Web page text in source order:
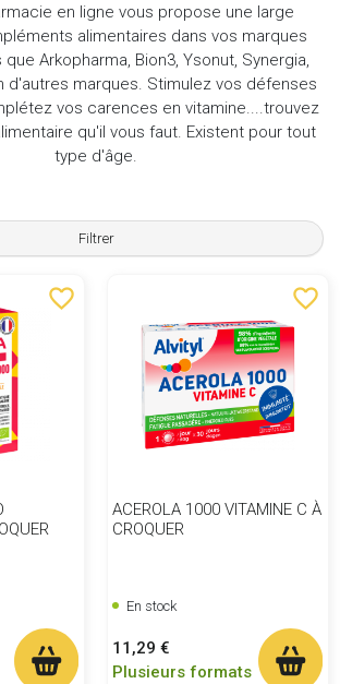
en ligne vous propose une large
alimentaires dans vos marques
Arkopharma, Bion3, Ysonut, Synergia,
d'autres marques. Stimulez vos défenses
vos carences en vitamine....trouvez
qu'il vous faut. Existent pour tout
type d'âge.
Filtrer
favorite_border favorite_border
ACEROLA 1000 VITAMINE C À
CROQUER
En stock
Prix
11,29 €
Plusieurs formats